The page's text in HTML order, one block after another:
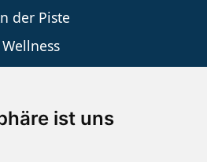
ist uns
der Piste
Wellness
SKI APP
APP für iOS und Android - Ein